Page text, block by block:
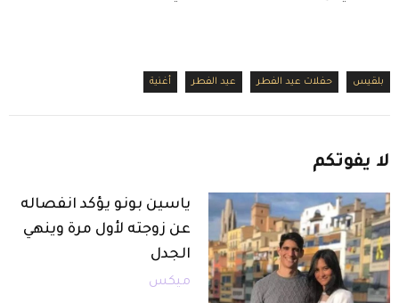
بلقيس حفلات عيد الفطر عيد الفطر أغنية
لا يفوتكم
ياسين بونو يؤكد انفصاله
عن زوجته لأول مرة وينهي
الجدل
ميكس